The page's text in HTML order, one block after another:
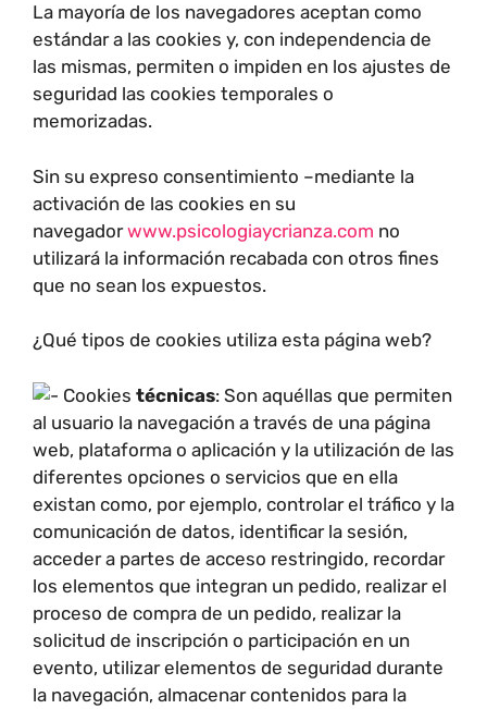
La mayoría de los navegadores aceptan como
estándar a las cookies y, con independencia de
las mismas, permiten o impiden en los ajustes de
seguridad las cookies temporales o
memorizadas.
Sin su expreso consentimiento –mediante la
activación de las cookies en su
navegadorwww.psicologiaycrianza.com no
utilizará la información recabada con otros fines
que no sean los expuestos.
¿Qué tipos de cookies utiliza esta página web?
Cookies técnicas: Son aquéllas que permiten
al usuario la navegación a través de una página
web, plataforma o aplicación y la utilización de las
diferentes opciones o servicios que en ella
existan como, por ejemplo, controlar el tráfico y la
comunicación de datos, identificar la sesión,
acceder a partes de acceso restringido, recordar
los elementos que integran un pedido, realizar el
proceso de compra de un pedido, realizar la
solicitud de inscripción o participación en un
evento, utilizar elementos de seguridad durante
la navegación, almacenar contenidos para la